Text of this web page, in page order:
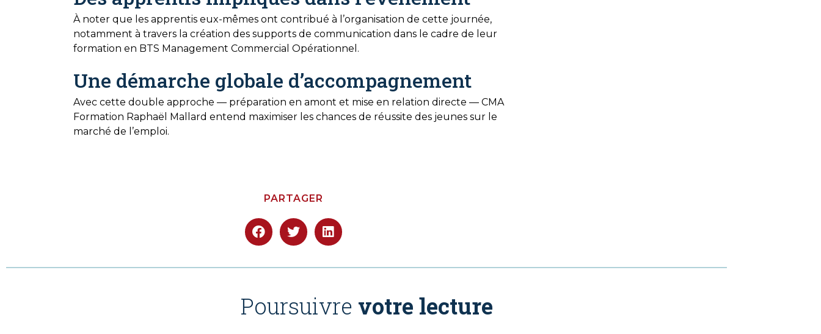
À noter que les apprentis eux-mêmes ont contribué à l’organisation de cette journée,
notamment à travers la création des supports de communication dans le cadre de leur
formation en BTS Management Commercial Opérationnel.
Une démarche globale d’accompagnement
Avec cette double approche — préparation en amont et mise en relation directe — CMA
Formation Raphaël Mallard entend maximiser les chances de réussite des jeunes sur le
marché de l’emploi.
PARTAGER
Poursuivre votre lecture